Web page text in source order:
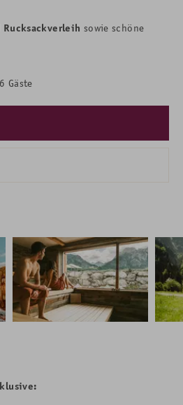
sowie schöne
Gäste